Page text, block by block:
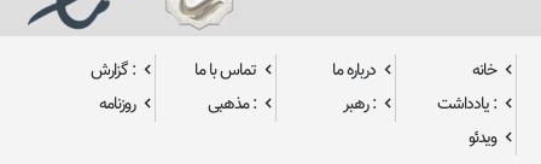
خانه درباره ما تماس با ما
: گزارش
: یادداشت
: رهبر : مذهبی
روزنامه
ویدئو